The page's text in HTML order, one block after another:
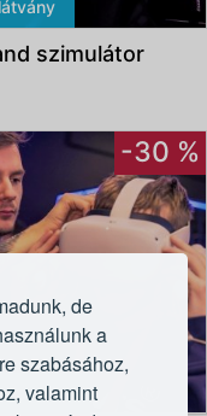
de
a
szabásához,
valamint
szimulátor
-30 %
látvány